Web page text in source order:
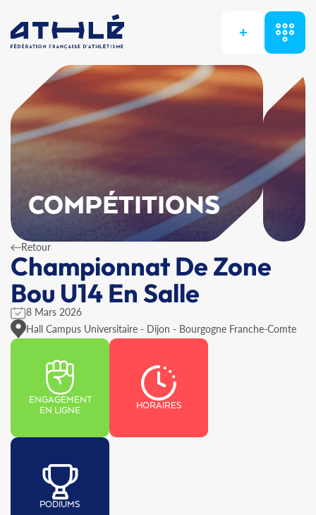
+
COMPÉTITIONS
Retour
Championnat De Zone
Bou U14 En Salle
8 Mars 2026
Hall Campus Universitaire - Dijon - Bourgogne Franche-Comte
ENGAGEMENT
EN LIGNE
HORAIRES
PODIUMS